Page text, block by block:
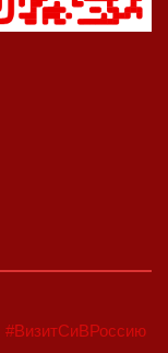
#ВизитСиВРоссию